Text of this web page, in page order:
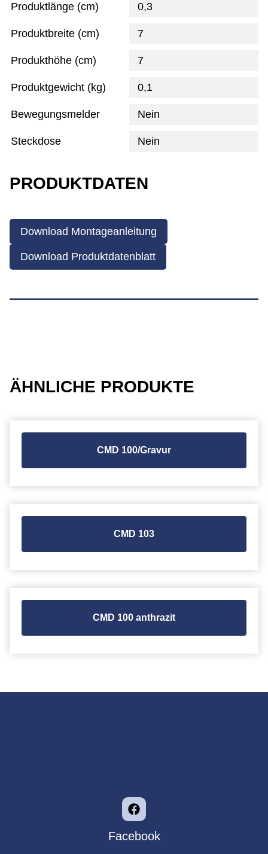
Produktlänge (cm) 0,3
Produktbreite (cm) 7
Produkthöhe (cm) 7
Produktgewicht (kg) 0,1
Bewegungsmelder Nein
Steckdose Nein
PRODUKTDATEN
Download Montageanleitung
Download Produktdatenblatt
ÄHNLICHE PRODUKTE
CMD 100/Gravur
CMD 103
CMD 100 anthrazit
Facebook